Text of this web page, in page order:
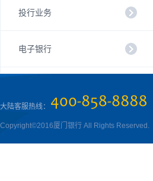
投行业务
电子银行
大陆客服热线：
Copyright©2016厦门银行 All Rights Reserved.